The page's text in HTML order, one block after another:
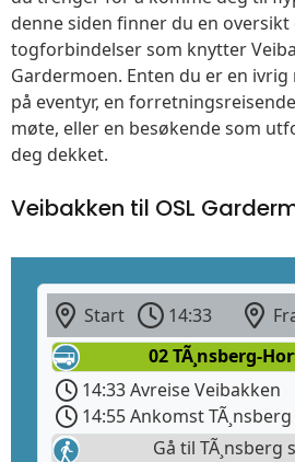
denne siden finner du en
togforbindelser som knytter
Gardermoen. Enten du er en
på eventyr, en
møte, eller en besøkende som
deg dekket.
Veibakken til OSL
Start 14:33
02 TÃ¸nsberg-
14:33 Avreise Veibakken
14:55 Ankomst
Gå til TÃ¸nsberg